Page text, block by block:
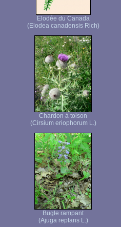
Elodée du Canada
(Elodea canadensis Rich)
Chardon à toison
(Cirsium eriophorum L.)
Bugle rampant
(Ajuga reptans L.)